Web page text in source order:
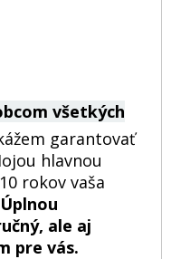
všetkých
garantovať
hlavnou
rokov vaša
Úplnou
ale aj
pre vás.